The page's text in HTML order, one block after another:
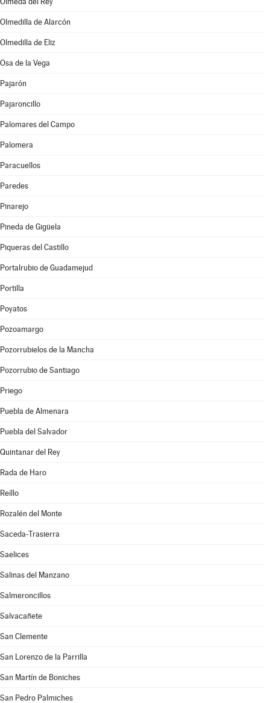
Olmedilla de Alarcón
Olmedilla de Eliz
Osa de la Vega
Pajarón
Pajaroncillo
Palomares del Campo
Palomera
Paracuellos
Paredes
Pinarejo
Pineda de Gigüela
Piqueras del Castillo
Portalrubio de Guadamejud
Portilla
Poyatos
Pozoamargo
Pozorrubielos de la Mancha
Pozorrubio de Santiago
Priego
Puebla de Almenara
Puebla del Salvador
Quintanar del Rey
Rada de Haro
Reíllo
Rozalén del Monte
Saceda-Trasierra
Saelices
Salinas del Manzano
Salmeroncillos
Salvacañete
San Clemente
San Lorenzo de la Parrilla
San Martín de Boniches
San Pedro Palmiches